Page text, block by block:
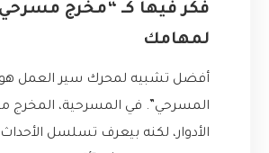
فكر فيها كـ “مخرج
لمهامك
أفضل تشبيه لمحرك سير العمل هو
المسرحي”. في المسرحية، المخرج
الأدوار، لكنه بيعرف تسلسل